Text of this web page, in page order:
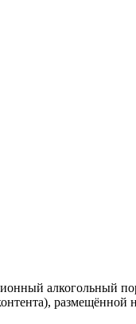
алкогольный
размещённой